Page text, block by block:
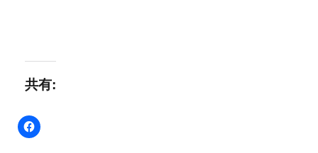
共有: